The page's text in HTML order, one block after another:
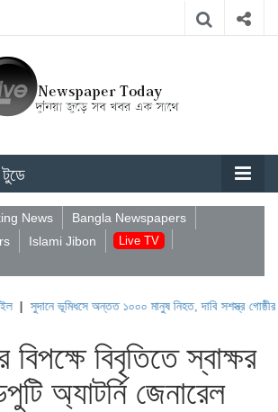
News
Bangla Newspapers
Islami Jibon Live TV
ভূমিধসে অন্তত ১০০০ মানুষ নিহত, দাবি সশস্ত্র গোষ্ঠীর|দাম্পত্য
বিবৃতিতে স্বাক্ষর
অ্যাটর্নি জেনারেল